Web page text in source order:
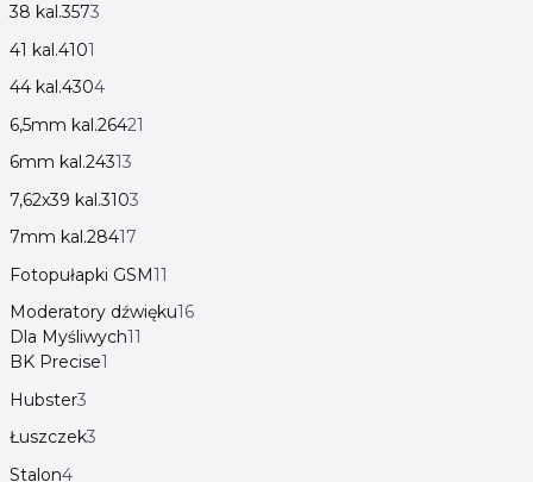
38 kal.3573
41 kal.4101
44 kal.4304
6,5mm kal.26421
6mm kal.24313
7,62x39 kal.3103
7mm kal.28417
Fotopułapki GSM11
Moderatory dźwięku16
Dla Myśliwych11
BK Precise1
Hubster3
Łuszczek3
Stalon4